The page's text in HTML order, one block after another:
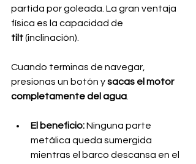
partida por goleada. La gran ventaja
física es la capacidad de
tilt (inclinación).
Cuando terminas de navegar,
presionas un botón y sacas el motor
completamente del agua
El beneficio: Ninguna parte
metálica queda sumergida
mientras el barco descansa en el